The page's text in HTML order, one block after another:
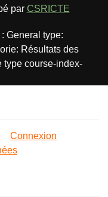
par CSRICTE
General type:
Résultats des
type course-index-
Connexion